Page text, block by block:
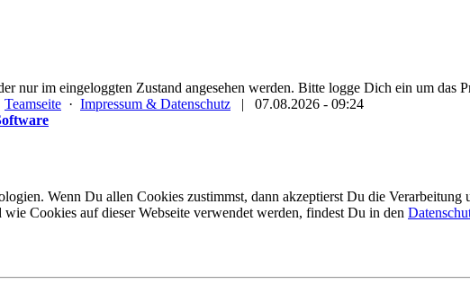
nur im eingeloggten Zustand angesehen werden. Bitte logge Dich ein um das
Teamseite · Impressum & Datenschutz |
07.08.2026 - 09:24
Wenn Du allen Cookies zustimmst, dann akzeptierst Du die
Cookies auf dieser Webseite verwendet werden, findest Du in den